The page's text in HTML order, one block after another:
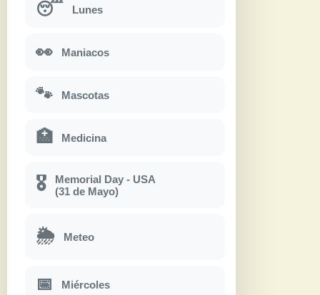
😴 Lunes
👀 Maniacos
🐾 Mascotas
🏥 Medicina
🎖
Memorial Day - USA
(31 de Mayo)
🌦 Meteo
📅 Miércoles